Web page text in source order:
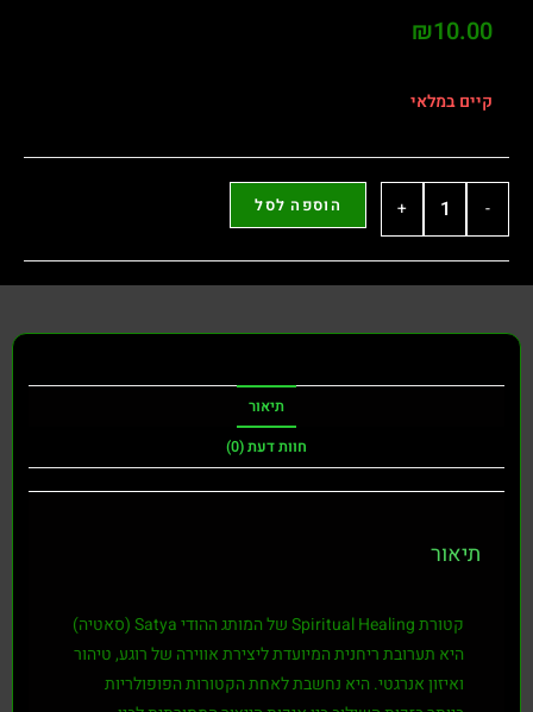
₪10.00
קיים במלאי
הוספה לסל
תיאור
חוות דעת (0)
תיאור
קטורת Spiritual Healing של המותג ההודי Satya (סאטיה)
היא תערובת ריחנית המיועדת ליצירת אווירה של רוגע, טיהור
ואיזון אנרגטי. היא נחשבת לאחת הקטורות הפופולריות